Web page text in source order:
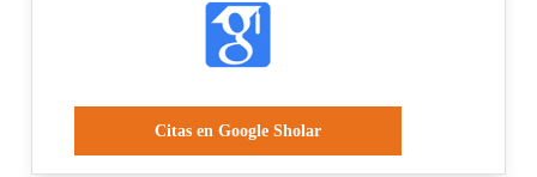
Citas en Google Sholar